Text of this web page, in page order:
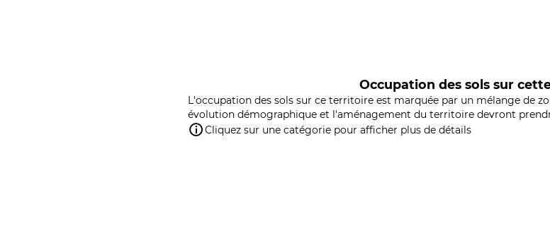
Occupation des sols sur
L'occupation des sols sur ce territoire est marquée par un mélange de
évolution démographique et l'aménagement du territoire devront
Cliquez sur une catégorie pour afficher plus de détails